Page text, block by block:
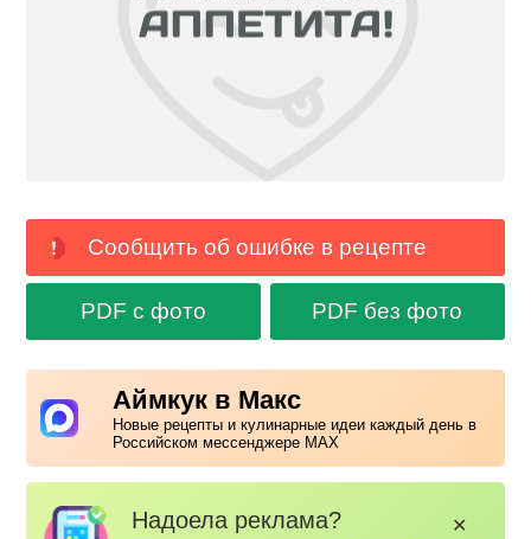
Сообщить об ошибке в рецепте
PDF с фото PDF без фото
Аймкук в Макс
Новые рецепты и кулинарные идеи каждый день в
Российском мессенджере MAX
Надоела реклама? ✕